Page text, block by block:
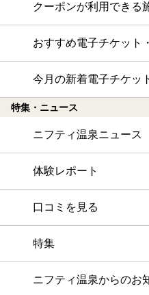
クーポンが利用できる
おすすめ電子チケット
今月の新着電子チケッ
特集・ニュース
ニフティ温泉ニュース
体験レポート
口コミを見る
特集
ニフティ温泉からのお